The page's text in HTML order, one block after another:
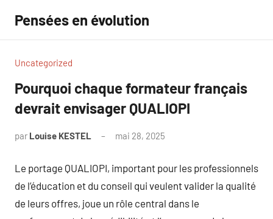
contenu
Pensées en évolution
Uncategorized
Pourquoi chaque formateur français
devrait envisager QUALIOPI
par Louise KESTEL mai 28, 2025
Le portage QUALIOPI, important pour les professionnels
de l’éducation et du conseil qui veulent valider la qualité
de leurs offres, joue un rôle central dans le